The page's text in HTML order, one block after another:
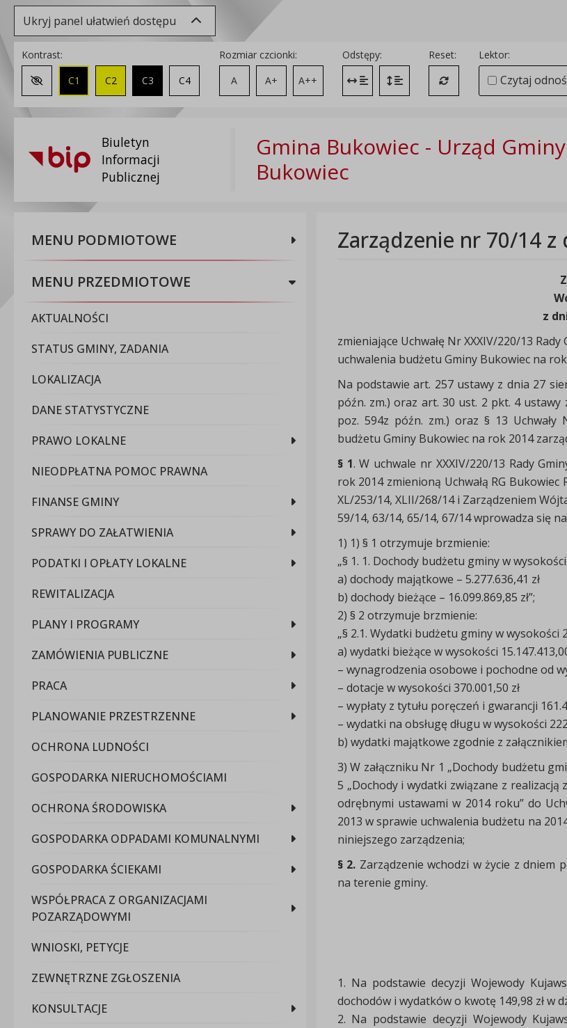
Ukryj panel ułatwień dostępu
Kontrast:
Zmień kontrast na domyślny
C1 C2 C3 C4
Rozmiar czcionki:
A
A+ A++
Odstępy:
Zmień odstęp między literami
Zmień interlinię i margines między
Reset:
Przywróć ustawienia
Lektor:
Czytaj
Biuletyn
Informacji
Publicznej
Gmina Bukowiec - Urząd Gminy
Bukowiec
MENU PODMIOTOWE
MENU PRZEDMIOTOWE
AKTUALNOŚCI
STATUS GMINY, ZADANIA
LOKALIZACJA
DANE STATYSTYCZNE
PRAWO LOKALNE
NIEODPŁATNA POMOC PRAWNA
FINANSE GMINY
SPRAWY DO ZAŁATWIENIA
PODATKI I OPŁATY LOKALNE
REWITALIZACJA
PLANY I PROGRAMY
ZAMÓWIENIA PUBLICZNE
PRACA
PLANOWANIE PRZESTRZENNE
OCHRONA LUDNOŚCI
GOSPODARKA NIERUCHOMOŚCIAMI
OCHRONA ŚRODOWISKA
GOSPODARKA ODPADAMI KOMUNALNYMI
GOSPODARKA ŚCIEKAMI
WSPÓŁPRACA Z ORGANIZACJAMI
POZARZĄDOWYMI
WNIOSKI, PETYCJE
ZEWNĘTRZNE ZGŁOSZENIA
KONSULTACJE
Zarządzenie nr 70/14
z
zmieniające Uchwałę Nr XXXIV/220/13
uchwalenia budżetu Gminy Bukowiec na
Na podstawie art. 257 ustawy z dnia 27
późn. zm.) oraz art. 30 ust. 2 pkt. 4
poz. 594z późn. zm.) oraz § 13 Uchwały
budżetu Gminy Bukowiec na rok 2014
§ 1. W uchwale nr XXXIV/220/13 Rady
rok 2014 zmienioną Uchwałą RG Bukowiec
XL/253/14, XLII/268/14 i Zarządzeniem
59/14, 63/14, 65/14, 67/14 wprowadza się
1) 1) § 1 otrzymuje brzmienie:
„§ 1. 1. Dochody budżetu gminy w
a) dochody majątkowe – 5.277.636,41 zł
b) dochody bieżące – 16.099.869,85 zł”;
2) § 2 otrzymuje brzmienie:
„§ 2.1. Wydatki budżetu gminy w wysokości
a) wydatki bieżące w wysokości
– wynagrodzenia osobowe i pochodne od
– dotacje w wysokości 370.001,50 zł
– wypłaty z tytułu poręczeń i gwarancji
– wydatki na obsługę długu w wysokości
b) wydatki majątkowe zgodnie z
3) W załączniku Nr 1 „Dochody budżetu
5 „Dochody i wydatki związane z
odrębnymi ustawami w 2014 roku” do
2013 w sprawie uchwalenia budżetu na
niniejszego zarządzenia;
§ 2. Zarządzenie wchodzi w życie z dniem
na terenie gminy.
1. Na podstawie decyzji Wojewody
dochodów i wydatków o kwotę 149,98 zł w
2. Na podstawie decyzji Wojewody